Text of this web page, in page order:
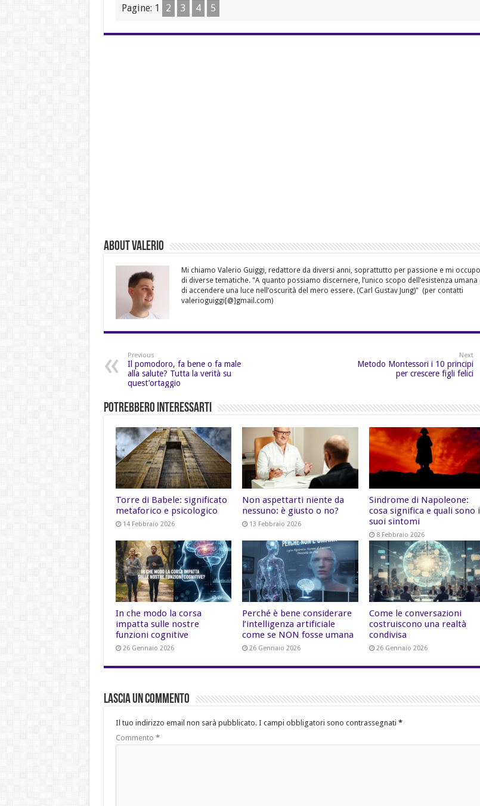
Pagine: 1 2 3 4 5
About Valerio
Mi chiamo Valerio Guiggi, redattore da diversi anni, soprattutto per passione e mi occupo
di diverse tematiche. "A quanto possiamo discernere, l’unico scopo dell’esistenza umana
di accendere una luce nell’oscurità del mero essere. (Carl Gustav Jung)" (per contatti
valerioguiggi[@]gmail.com)
Previous
Il pomodoro, fa bene o fa male
alla salute? Tutta la verità su
quest’ortaggio
Next
Metodo Montessori i 10 principi
per crescere figli felici
Potrebbero Interessarti
Torre di Babele: significato
metaforico e psicologico
14 Febbraio 2026
Non aspettarti niente da
nessuno: è giusto o no?
13 Febbraio 2026
Sindrome di Napoleone:
cosa significa e quali sono i
suoi sintomi
8 Febbraio 2026
In che modo la corsa
impatta sulle nostre
funzioni cognitive
26 Gennaio 2026
Perché è bene considerare
l’intelligenza artificiale
come se NON fosse umana
26 Gennaio 2026
Come le conversazioni
costruiscono una realtà
condivisa
26 Gennaio 2026
Lascia un commento
Il tuo indirizzo email non sarà pubblicato. I campi obbligatori sono contrassegnati *
Commento *